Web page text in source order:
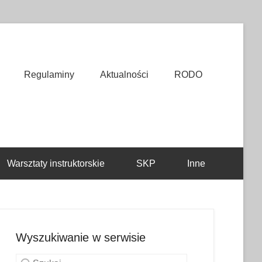
Regulaminy Aktualności RODO
Warsztaty instruktorskie SKP Inne
Wyszukiwanie w serwisie